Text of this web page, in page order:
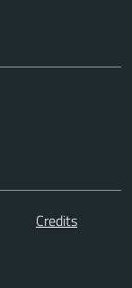
Credits